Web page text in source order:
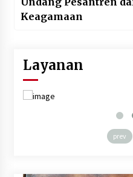
Keagamaan
Layanan
prev